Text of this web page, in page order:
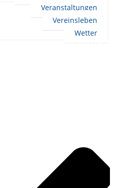
Veranstaltungen
Vereinsleben
Wetter
LEBEN IN ERNDTEBRÜCK